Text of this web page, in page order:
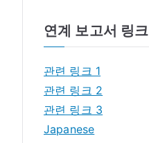
연계 보고서 링크
관련 링크 1
관련 링크 2
관련 링크 3
Japanese